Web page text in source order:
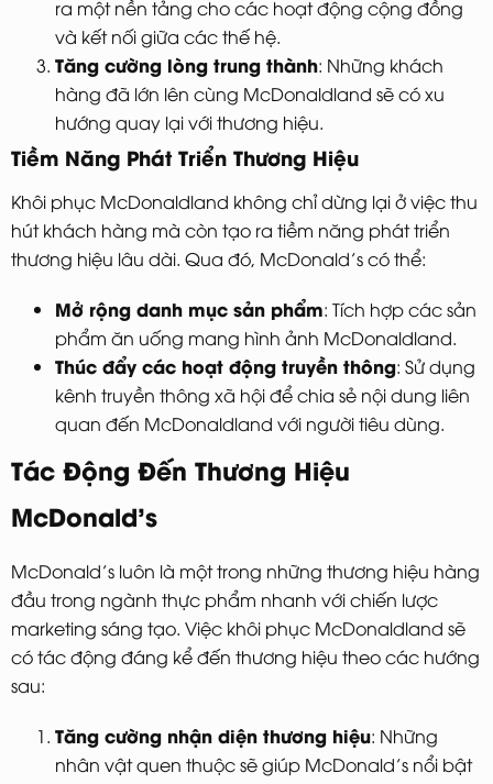
ra một nền tảng cho các hoạt động cộng đồng
và kết nối giữa các thế hệ.
Tăng cường lòng trung thành: Những khách
hàng đã lớn lên cùng McDonaldland sẽ có xu
hướng quay lại với thương hiệu.
Tiềm Năng Phát Triển Thương Hiệu
Khôi phục McDonaldland không chỉ dừng lại ở việc thu
hút khách hàng mà còn tạo ra tiềm năng phát triển
thương hiệu lâu dài. Qua đó, McDonald’s có thể:
Mở rộng danh mục sản phẩm: Tích hợp các sản
phẩm ăn uống mang hình ảnh McDonaldland.
Thúc đẩy các hoạt động truyền thông: Sử dụng
kênh truyền thông xã hội để chia sẻ nội dung liên
quan đến McDonaldland với người tiêu dùng.
Tác Động Đến Thương Hiệu
McDonald’s
McDonald’s luôn là một trong những thương hiệu hàng
đầu trong ngành thực phẩm nhanh với chiến lược
marketing sáng tạo. Việc khôi phục McDonaldland sẽ
có tác động đáng kể đến thương hiệu theo các hướng
sau:
Tăng cường nhận diện thương hiệu: Những
nhân vật quen thuộc sẽ giúp McDonald’s nổi bật